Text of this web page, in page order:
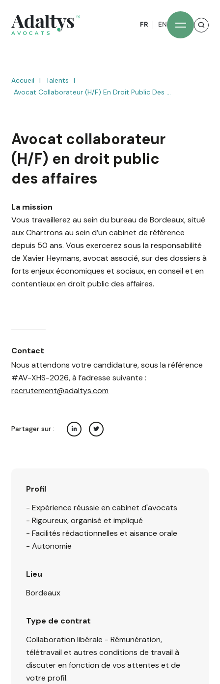
FR EN
Accueil | Talents
|
Avocat Collaborateur (H/F) En Droit Public Des ...
Avocat collaborateur
(H/F) en droit public
des affaires
La mission
Vous travaillerez au sein du bureau de Bordeaux, situé
aux Chartrons au sein d’un cabinet de référence
depuis 50 ans. Vous exercerez sous la responsabilité
de Xavier Heymans, avocat associé, sur des dossiers à
forts enjeux économiques et sociaux, en conseil et en
contentieux en droit public des affaires.
Contact
Nous attendons votre candidature, sous la référence
#AV-XHS-2026, à l’adresse suivante :
recrutement@adaltys.com
Partager sur :
Profil
- Expérience réussie en cabinet d'avocats
- Rigoureux, organisé et impliqué
- Facilités rédactionnelles et aisance orale
- Autonomie
Lieu
Bordeaux
Type de contrat
Collaboration libérale - Rémunération,
télétravail et autres conditions de travail à
discuter en fonction de vos attentes et de
votre profil.